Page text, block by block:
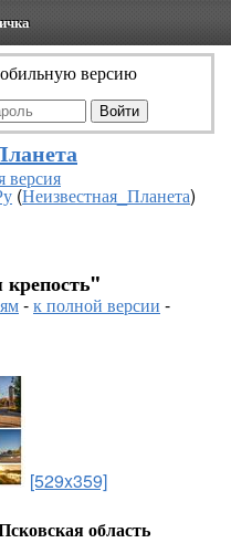
версию
версия
(Неизвестная_Планета)
-к полной версии -
[529x359]
область